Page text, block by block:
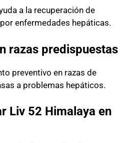
a la recuperación de
enfermedades hepáticas.
razas predispuestas
preventivo en razas de
a problemas hepáticos.
Liv 52 Himalaya en